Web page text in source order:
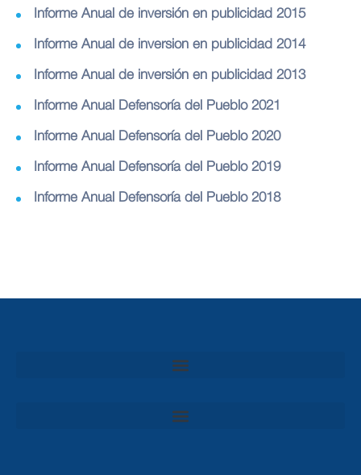
Informe Anual de inversión en publicidad 2015
Informe Anual de inversion en publicidad 2014
Informe Anual de inversión en publicidad 2013
Informe Anual Defensoría del Pueblo 2021
Informe Anual Defensoría del Pueblo 2020
Informe Anual Defensoría del Pueblo 2019
Informe Anual Defensoría del Pueblo 2018